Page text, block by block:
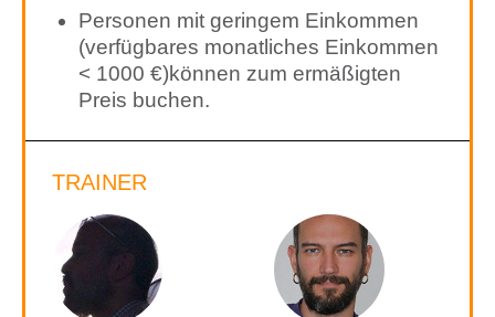
Personen mit geringem Einkommen
(verfügbares monatliches Einkommen
< 1000 €)können zum ermäßigten
Preis buchen.
TRAINER